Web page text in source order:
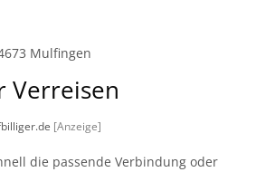
Mulfingen
Verreisen
[Anzeige]
die passende Verbindung oder